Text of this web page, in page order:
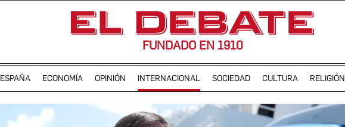
FUNDADO EN 1910
ESPAÑA ECONOMÍA OPINIÓN INTERNACIONAL SOCIEDAD CULTURA RELIGIÓN